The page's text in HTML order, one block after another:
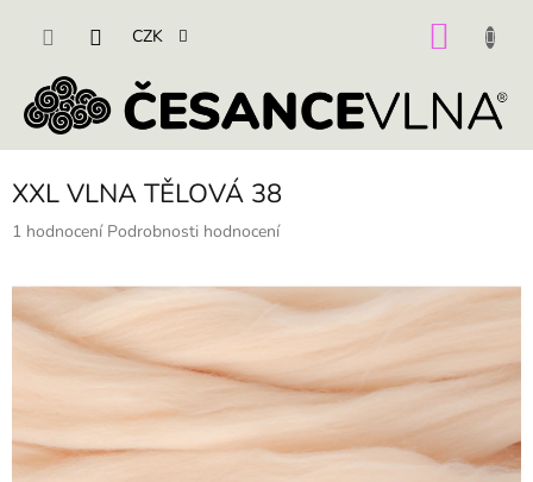
CZK
XXL VLNA TĚLOVÁ 38
Průměrné
5,0
1 hodnocení Podrobnosti hodnocení